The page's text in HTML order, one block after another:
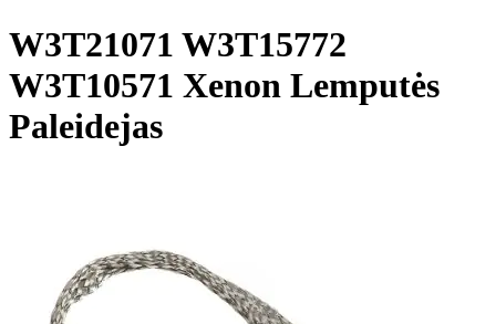
W3T21071 W3T15772
W3T10571 Xenon Lemputės
Paleidejas